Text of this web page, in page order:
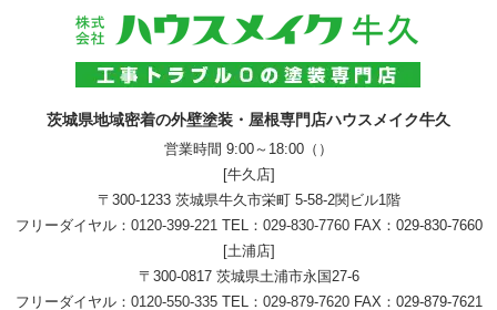
茨城県地域密着の外壁塗装・屋根専門店ハウスメイク牛久
営業時間 9:00～18:00（）
[牛久店]
〒300-1233 茨城県牛久市栄町 5-58-2関ビル1階
フリーダイヤル： 0120-399-221 TEL： 029-830-7760FAX：029-830-7660
[土浦店]
〒300-0817 茨城県土浦市永国27-6
フリーダイヤル： 0120-550-335TEL： 029-879-7620FAX：029-879-7621